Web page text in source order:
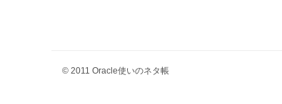
© 2011 Oracle使いのネタ帳